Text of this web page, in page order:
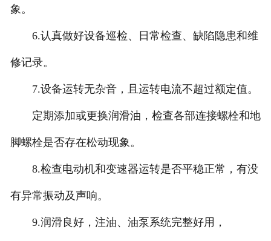
象。
6.认真做好设备巡检、日常检查、缺陷隐患和维
修记录。
7.设备运转无杂音，且运转电流不超过额定值。
定期添加或更换润滑油，检查各部连接螺栓和地
脚螺栓是否存在松动现象。
8.检查电动机和变速器运转是否平稳正常，有没
有异常振动及声响。
9.润滑良好，注油、油泵系统完整好用，